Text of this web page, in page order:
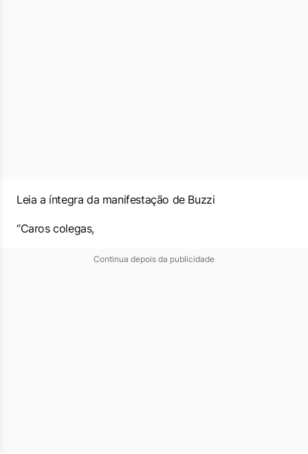
Leia a íntegra da manifestação de Buzzi
“Caros colegas,
Continua depois da publicidade